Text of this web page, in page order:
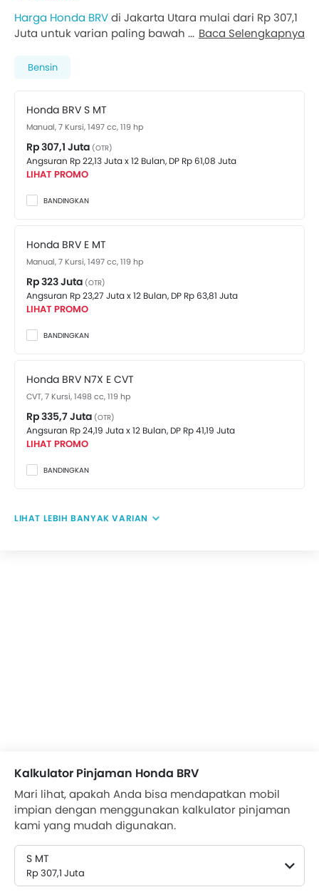
Harga Honda BRVdi Jakarta Utara mulai dari Rp 307,1
Juta untuk varian paling bawah S MT, sementara
dihargai Rp 381,2 Juta. Kunjungi
Indonesia. Lihat harganya di bawah ini.
Baca Selengkapnya
Bensin
Honda BRV S MT
Manual, 7 Kursi, 1497 cc, 119 hp
Rp 307,1 Juta (OTR)
Angsuran Rp 22,13 Juta x 12 Bulan, DP Rp 61,08 Juta
LIHAT PROMO
BANDINGKAN
Honda BRV E MT
Manual, 7 Kursi, 1497 cc, 119 hp
Rp 323 Juta (OTR)
Angsuran Rp 23,27 Juta x 12 Bulan, DP Rp 63,81 Juta
LIHAT PROMO
BANDINGKAN
Honda BRV N7X E CVT
CVT, 7 Kursi, 1498 cc, 119 hp
Rp 335,7 Juta (OTR)
Angsuran Rp 24,19 Juta x 12 Bulan, DP Rp 41,19 Juta
LIHAT PROMO
BANDINGKAN
LIHAT LEBIH BANYAK VARIAN
Kalkulator Pinjaman Honda BRV
Mari lihat, apakah Anda bisa mendapatkan mobil
impian dengan menggunakan kalkulator pinjaman
kami yang mudah digunakan.
S MT
Rp 307,1 Juta